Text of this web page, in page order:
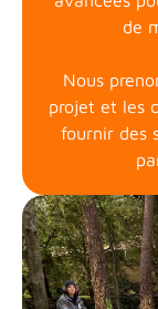
de
Nous
projet et les
fournir des